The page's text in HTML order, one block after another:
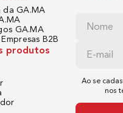
grandes atrativos para quem
é capaz de alisar, modelar e dar
que ajudam a proteger os fios,
a escova modeladora
de cuidados capilares.
outras
da GA.MA
GA.MA
B2B
produtos
Ao se
nos